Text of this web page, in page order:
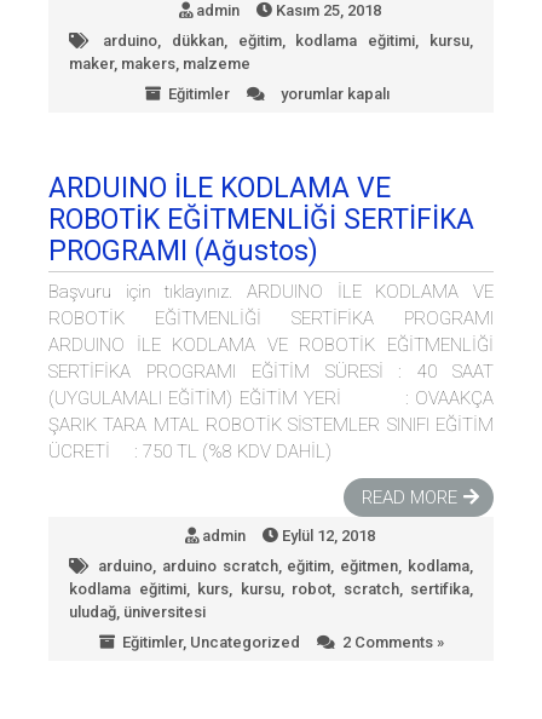
admin
Kasım 25, 2018
arduino, dükkan, eğitim, kodlama eğitimi, kursu,
maker, makers, malzeme
Eğitimler
Makers
yorumlar kapalı
ARDUINO İLE KODLAMA VE
ROBOTİK EĞİTMENLİĞİ SERTİFİKA
PROGRAMI (Ağustos)
Başvuru için tıklayınız. ARDUINO İLE KODLAMA VE
ROBOTİK EĞİTMENLİĞİ SERTİFİKA PROGRAMI
ARDUINO İLE KODLAMA VE ROBOTİK EĞİTMENLİĞİ
SERTİFİKA PROGRAMI EĞİTİM SÜRESİ : 40 SAAT
(UYGULAMALI EĞİTİM) EĞİTİM YERİ : OVAAKÇA
ŞARIK TARA MTAL ROBOTİK SİSTEMLER SINIFI EĞİTİM
ÜCRETİ : 750 TL (%8 KDV DAHİL)
READ MORE
admin
Eylül 12, 2018
arduino, arduino scratch, eğitim, eğitmen, kodlama,
kodlama eğitimi, kurs, kursu, robot, scratch, sertifika,
uludağ, üniversitesi
Eğitimler, Uncategorized 2 Comments »